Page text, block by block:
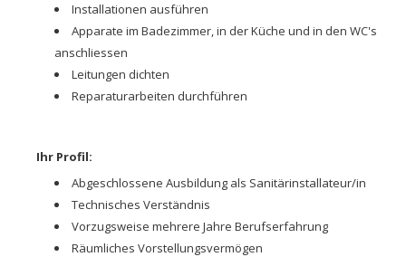
Installationen ausführen
Apparate im Badezimmer, in der Küche und in den WC's
anschliessen
Leitungen dichten
Reparaturarbeiten durchführen
Ihr Profil:
Abgeschlossene Ausbildung als Sanitärinstallateur/in
Technisches Verständnis
Vorzugsweise mehrere Jahre Berufserfahrung
Räumliches Vorstellungsvermögen